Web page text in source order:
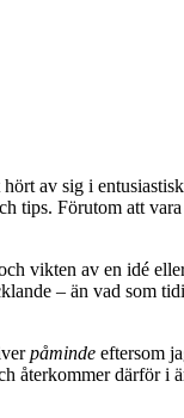
av sig i
tips. Förutom att
vikten av en idé
– än vad som
påminde eftersom
återkommer därför i